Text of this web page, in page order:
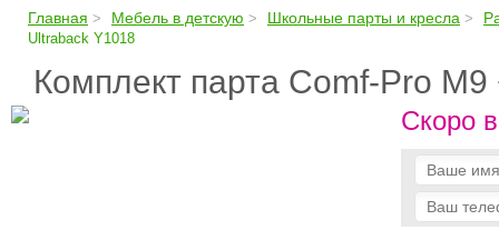
Главная Мебель в детскую Школьные парты и кресла
Ultraback Y1018
Комплект парта Comf-Pro
Скоро